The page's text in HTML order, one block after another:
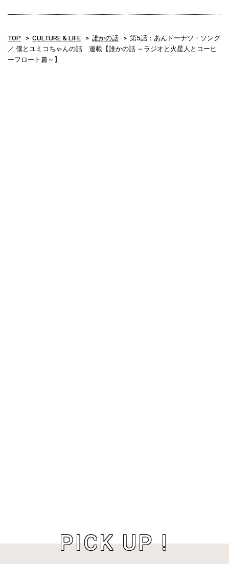
TOP CULTURE & LIFE 誰かの話
第5話：あんドーナツ・ソング
／ 僕とユミコちゃんの話 連載【誰かの話 ～ラジオと火星人とコーヒ
ーフロート篇～】
PICK UP !